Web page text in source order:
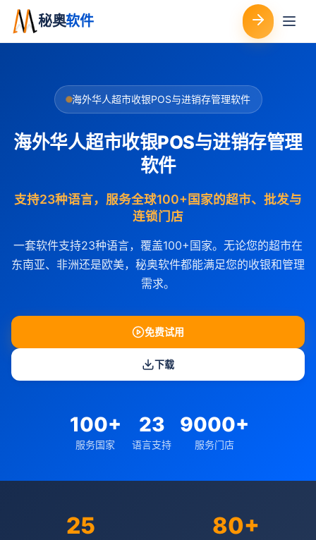
秘奥软件
海外华人超市收银POS与进销存管理软件
海外华人超市收银POS与进销存管理
软件
支持23种语言，服务全球100+国家的超市、批发与
连锁门店
一套软件支持23种语言，覆盖100+国家。无论您的超市在
东南亚、非洲还是欧美，秘奥软件都能满足您的收银和管理
需求。
免费试用
下载
100+
服务国家
23
语言支持
9000+
服务门店
25 80+